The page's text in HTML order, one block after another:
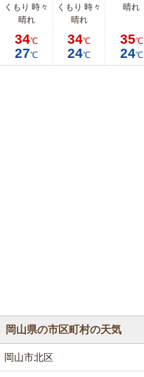
くもり 時々
晴れ
くもり 時々
晴れ
晴れ
34℃
27℃
34℃
24℃
35℃
24℃
岡山県の市区町村の天気
岡山市北区